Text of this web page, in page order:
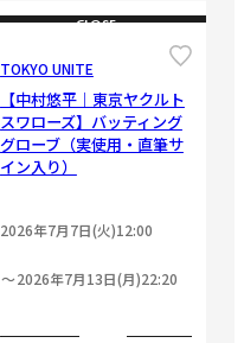
CLOSE
TOKYO UNITE
【中村悠平｜東京ヤクルト
スワローズ】バッティング
グローブ（実使用・直筆サ
イン入り）
2026年7月7日(火)12:00
2026年7月13日(月)22:20